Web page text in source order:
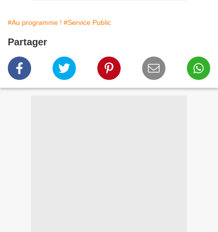
#Au programme ! #Service Public
Partager